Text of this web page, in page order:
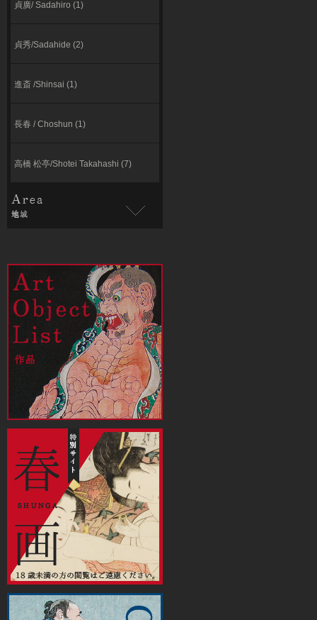
貞廣/ Sadahiro (1)
貞秀/Sadahide (2)
進斎 /Shinsai (1)
長春 / Choshun (1)
高橋 松亭/Shotei Takahashi (7)